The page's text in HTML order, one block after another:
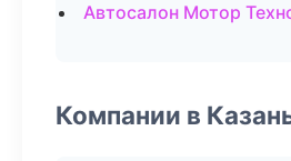
Автосалон Мотор
Компании в